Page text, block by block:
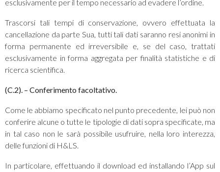
esclusivamente per il tempo necessario ad evadere l’ordine.
Trascorsi tali tempi di conservazione, ovvero effettuata la
cancellazione da parte Sua, tutti tali dati saranno resi anonimi in
forma permanente ed irreversibile e, se del caso, trattati
esclusivamente in forma aggregata per finalità statistiche e di
ricerca scientifica.
(C.2). – Conferimento facoltativo.
Come le abbiamo specificato nel punto precedente, lei può non
conferire alcune o tutte le tipologie di dati sopra specificate, ma
in tal caso non le sarà possibile usufruire, nella loro interezza,
delle funzioni di H&LS.
In particolare, effettuando il download ed installando l’App sul